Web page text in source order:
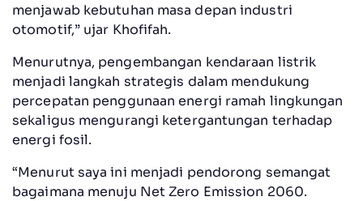
menjawab kebutuhan masa depan industri
otomotif,” ujar Khofifah.
Menurutnya, pengembangan kendaraan listrik
menjadi langkah strategis dalam mendukung
percepatan penggunaan energi ramah lingkungan
sekaligus mengurangi ketergantungan terhadap
energi fosil.
“Menurut saya ini menjadi pendorong semangat
bagaimana menuju Net Zero Emission 2060.